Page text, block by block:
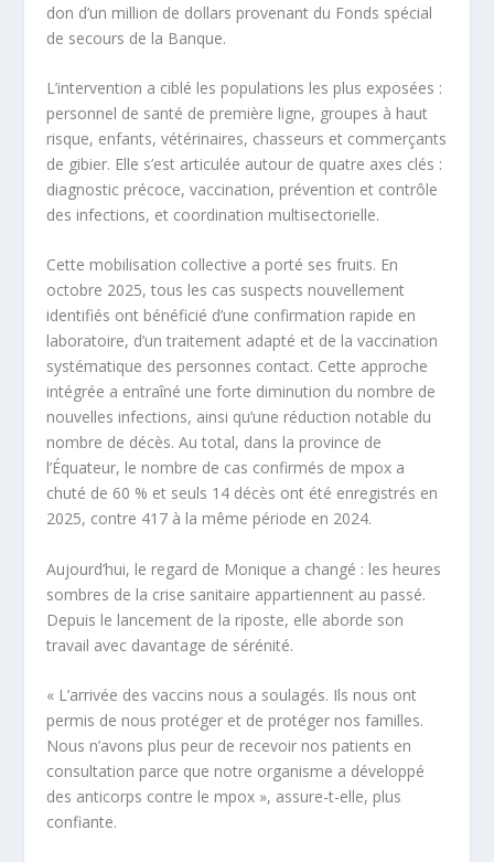
don d’un million de dollars provenant du Fonds spécial
de secours de la Banque.
L’intervention a ciblé les populations les plus exposées :
personnel de santé de première ligne, groupes à haut
risque, enfants, vétérinaires, chasseurs et commerçants
de gibier. Elle s’est articulée autour de quatre axes clés :
diagnostic précoce, vaccination, prévention et contrôle
des infections, et coordination multisectorielle.
Cette mobilisation collective a porté ses fruits. En
octobre 2025, tous les cas suspects nouvellement
identifiés ont bénéficié d’une confirmation rapide en
laboratoire, d’un traitement adapté et de la vaccination
systématique des personnes contact. Cette approche
intégrée a entraîné une forte diminution du nombre de
nouvelles infections, ainsi qu’une réduction notable du
nombre de décès. Au total, dans la province de
l’Équateur, le nombre de cas confirmés de mpox a
chuté de 60 % et seuls 14 décès ont été enregistrés en
2025, contre 417 à la même période en 2024.
Aujourd’hui, le regard de Monique a changé : les heures
sombres de la crise sanitaire appartiennent au passé.
Depuis le lancement de la riposte, elle aborde son
travail avec davantage de sérénité.
« L’arrivée des vaccins nous a soulagés. Ils nous ont
permis de nous protéger et de protéger nos familles.
Nous n’avons plus peur de recevoir nos patients en
consultation parce que notre organisme a développé
des anticorps contre le mpox », assure-t-elle, plus
confiante.